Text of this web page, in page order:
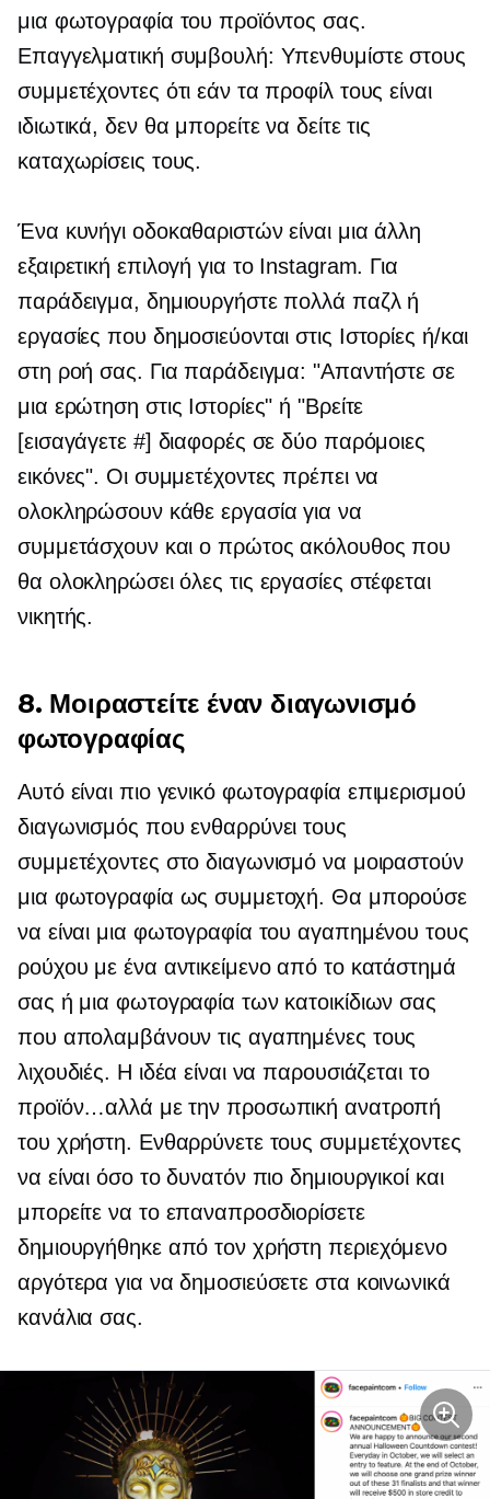
μια φωτογραφία του προϊόντος σας.
Επαγγελματική συμβουλή: Υπενθυμίστε στους
συμμετέχοντες ότι εάν τα προφίλ τους είναι
ιδιωτικά, δεν θα μπορείτε να δείτε τις
καταχωρίσεις τους.
Ένα κυνήγι οδοκαθαριστών είναι μια άλλη
εξαιρετική επιλογή για το Instagram. Για
παράδειγμα, δημιουργήστε πολλά παζλ ή
εργασίες που δημοσιεύονται στις Ιστορίες ή/και
στη ροή σας. Για παράδειγμα: "Απαντήστε σε
μια ερώτηση στις Ιστορίες" ή "Βρείτε
[εισαγάγετε #] διαφορές σε δύο παρόμοιες
εικόνες". Οι συμμετέχοντες πρέπει να
ολοκληρώσουν κάθε εργασία για να
συμμετάσχουν και ο πρώτος ακόλουθος που
θα ολοκληρώσει όλες τις εργασίες στέφεται
νικητής.
8. Μοιραστείτε έναν διαγωνισμό
φωτογραφίας
Αυτό είναι πιο γενικό φωτογραφία επιμερισμού
διαγωνισμός που ενθαρρύνει τους
συμμετέχοντες στο διαγωνισμό να μοιραστούν
μια φωτογραφία ως συμμετοχή. Θα μπορούσε
να είναι μια φωτογραφία του αγαπημένου τους
ρούχου με ένα αντικείμενο από το κατάστημά
σας ή μια φωτογραφία των κατοικίδιων σας
που απολαμβάνουν τις αγαπημένες τους
λιχουδιές. Η ιδέα είναι να παρουσιάζεται το
προϊόν…αλλά με την προσωπική ανατροπή
του χρήστη. Ενθαρρύνετε τους συμμετέχοντες
να είναι όσο το δυνατόν πιο δημιουργικοί και
μπορείτε να το επαναπροσδιορίσετε
δημιουργήθηκε από τον χρήστη περιεχόμενο
αργότερα για να δημοσιεύσετε στα κοινωνικά
κανάλια σας.